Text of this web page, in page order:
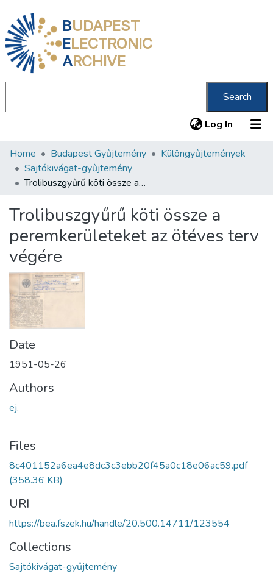
BUDAPEST
ELECTRONIC
ARCHIVE
Search
Log In (current)
Communities & Collections
All of DSpace
Home Budapest Gyűjtemény
Különgyűjtemények
Sajtókivágat-gyűjtemény
Trolibuszgyűrű köti össze a peremkerületeket az ötéves terv végére
Trolibuszgyűrű köti össze a
peremkerületeket az ötéves terv
végére
Date
1951-05-26
Authors
ej.
Files
8c401152a6ea4e8dc3c3ebb20f45a0c18e06ac59.pdf
(358.36 KB)
URI
https://bea.fszek.hu/handle/20.500.14711/123554
Collections
Sajtókivágat-gyűjtemény